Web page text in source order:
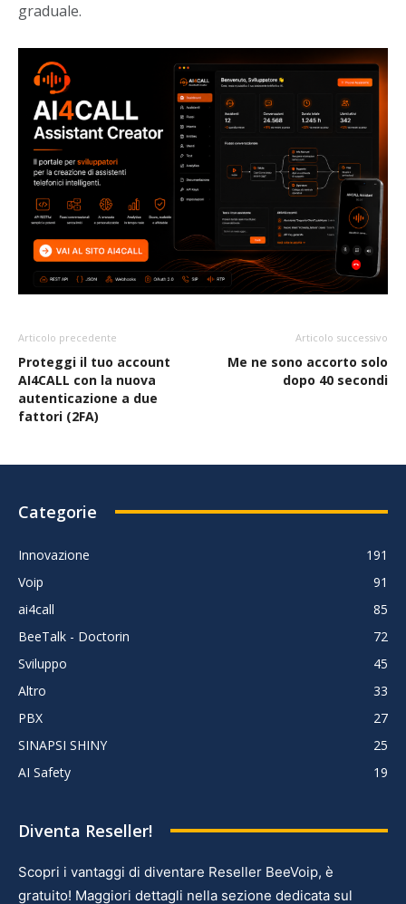
graduale.
Articolo precedente
Proteggi il tuo account
AI4CALL con la nuova
autenticazione a due
fattori (2FA)
Articolo successivo
Me ne sono accorto solo
dopo 40 secondi
Categorie
Innovazione
191
Voip
91
ai4call
85
BeeTalk - Doctorin
72
Sviluppo
45
Altro
33
PBX
27
SINAPSI SHINY
25
AI Safety
19
Diventa Reseller!
Scopri i vantaggi di diventare Reseller BeeVoip, è
gratuito! Maggiori dettagli nella sezione dedicata sul